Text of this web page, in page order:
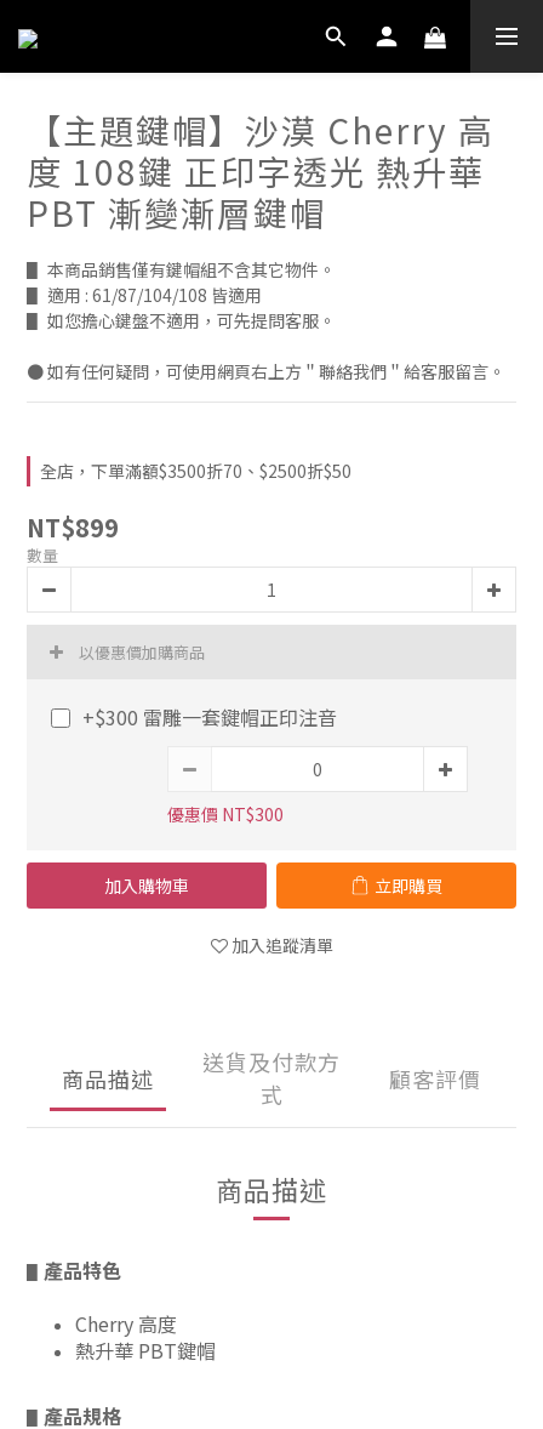
【主題鍵帽】沙漠 Cherry 高
度 108鍵 正印字透光 熱升華
PBT 漸變漸層鍵帽
▋ 本商品銷售僅有鍵帽組不含其它物件。
▋ 適用 : 61/87/104/108 皆適用
▋ 如您擔心鍵盤不適用，可先提問客服。
● 如有任何疑問，可使用網頁右上方＂聯絡我們＂給客服留言。
全店，下單滿額$3500折70、$2500折$50
NT$899
數量
以優惠價加購商品
+$300 雷雕一套鍵帽正印注音
優惠價 NT$300
加入購物車 立即購買
加入追蹤清單
商品描述
送貨及付款方
式
顧客評價
商品描述
▋ 產品特色
Cherry 高度
熱升華 PBT鍵帽
▋ 產品規格